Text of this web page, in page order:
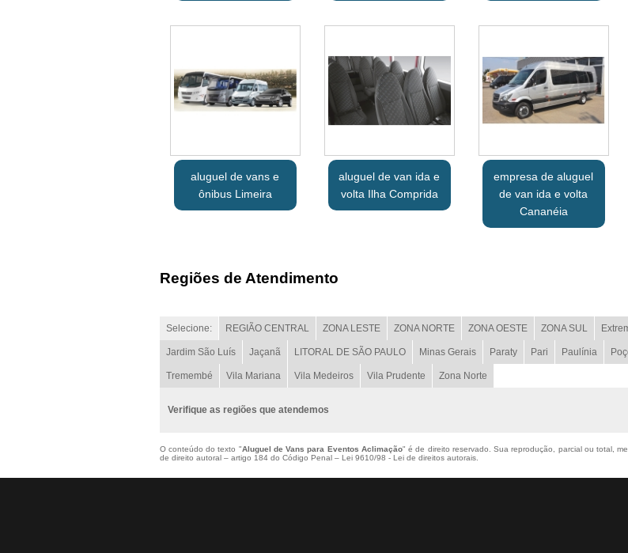
aluguel de vans e
ônibus Limeira
aluguel de van ida e
volta Ilha Comprida
empresa de aluguel
de van ida e volta
Cananéia
Regiões de Atendimento
Selecione: REGIÃO CENTRAL ZONA LESTE ZONA NORTE ZONA OESTE ZONA SUL
Jardim São Luís Jaçanã LITORAL DE SÃO PAULO Minas Gerais Paraty Pari Paulínia
Tremembé Vila Mariana Vila Medeiros Vila Prudente Zona Norte
Verifique as regiões que atendemos
O conteúdo do texto "Aluguel de Vans para Eventos Aclimação" é de direito reservado. Sua reprodução, parcial ou total,
de direito autoral – artigo 184 do Código Penal – Lei 9610/98 - Lei de direitos autorais.